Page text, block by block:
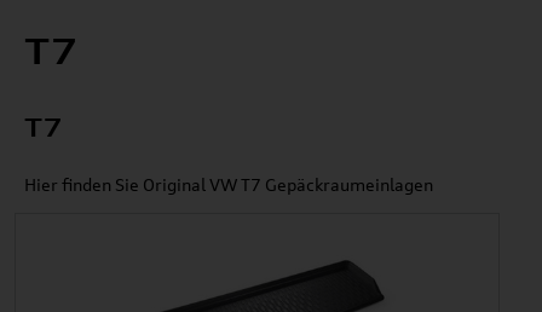
T7
T7
Hier finden Sie Original VW T7 Gepäckraumeinlagen